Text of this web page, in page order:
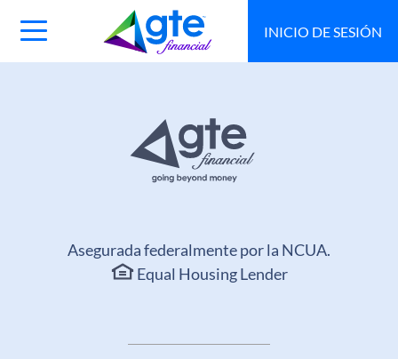
Main
Navigation
INICIO DE SESIÓN
Asegurada federalmente por la NCUA.
Equal Housing Lender